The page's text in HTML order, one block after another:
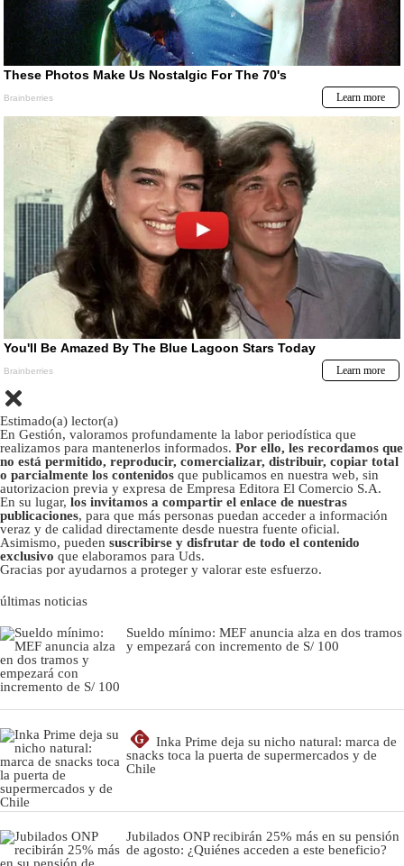
Estimado(a) lector(a)
En Gestión, valoramos profundamente la labor periodística que
realizamos para mantenerlos informados. Por ello, les recordamos que
no está permitido, reproducir, comercializar, distribuir, copiar total
o parcialmente los contenidos que publicamos en nuestra web, sin
autorizacion previa y expresa de Empresa Editora El Comercio S.A.
En su lugar, los invitamos a compartir el enlace de nuestras
publicaciones, para que más personas puedan acceder a información
veraz y de calidad directamente desde nuestra fuente oficial.
Asimismo, pueden suscribirse y disfrutar de todo el contenido
exclusivo que elaboramos para Uds.
Gracias por ayudarnos a proteger y valorar este esfuerzo.
últimas noticias
Sueldo mínimo: MEF anuncia alza en dos tramos
y empezará con incremento de S/ 100
G
Inka Prime deja su nicho natural: marca de
snacks toca la puerta de supermercados y de
Chile
Jubilados ONP recibirán 25% más en su pensión
de agosto: ¿Quiénes acceden a este beneficio?